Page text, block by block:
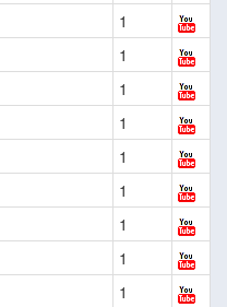
1
1
1
1
1
1
1
1
1